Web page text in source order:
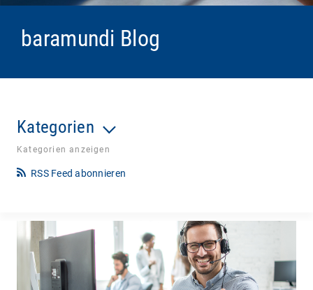
baramundi Blog
Kategorien
Kategorien anzeigen
RSS Feed abonnieren